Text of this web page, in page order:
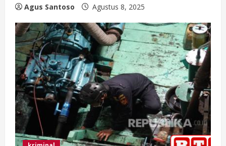
Agus Santoso Agustus 8, 2025